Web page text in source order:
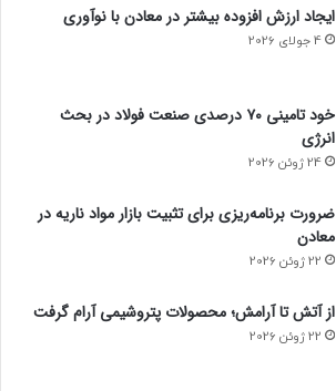
ایجاد ارزش افزوده بیشتر در معادن با نوآوری
4 جولای 2026
خود تامینی ۷۰ درصدی صنعت فولاد در بحث
انرژی
24 ژوئن 2026
ضرورت برنامه‌ریزی برای تثبیت بازار مواد ناریه در
معادن
22 ژوئن 2026
از آتش تا آرامش؛ محصولات پتروشیمی آرام گرفت
22 ژوئن 2026